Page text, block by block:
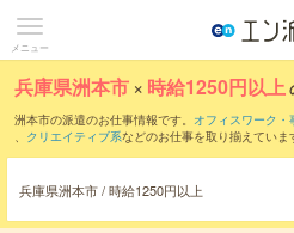
メニュー
兵庫県洲本市 × 時給1250円以上
洲本市の派遣のお仕事情報です。 オフィスワーク・
、 クリエイティブ系などのお仕事を取り揃えていま
兵庫県洲本市 / 時給1250円以上